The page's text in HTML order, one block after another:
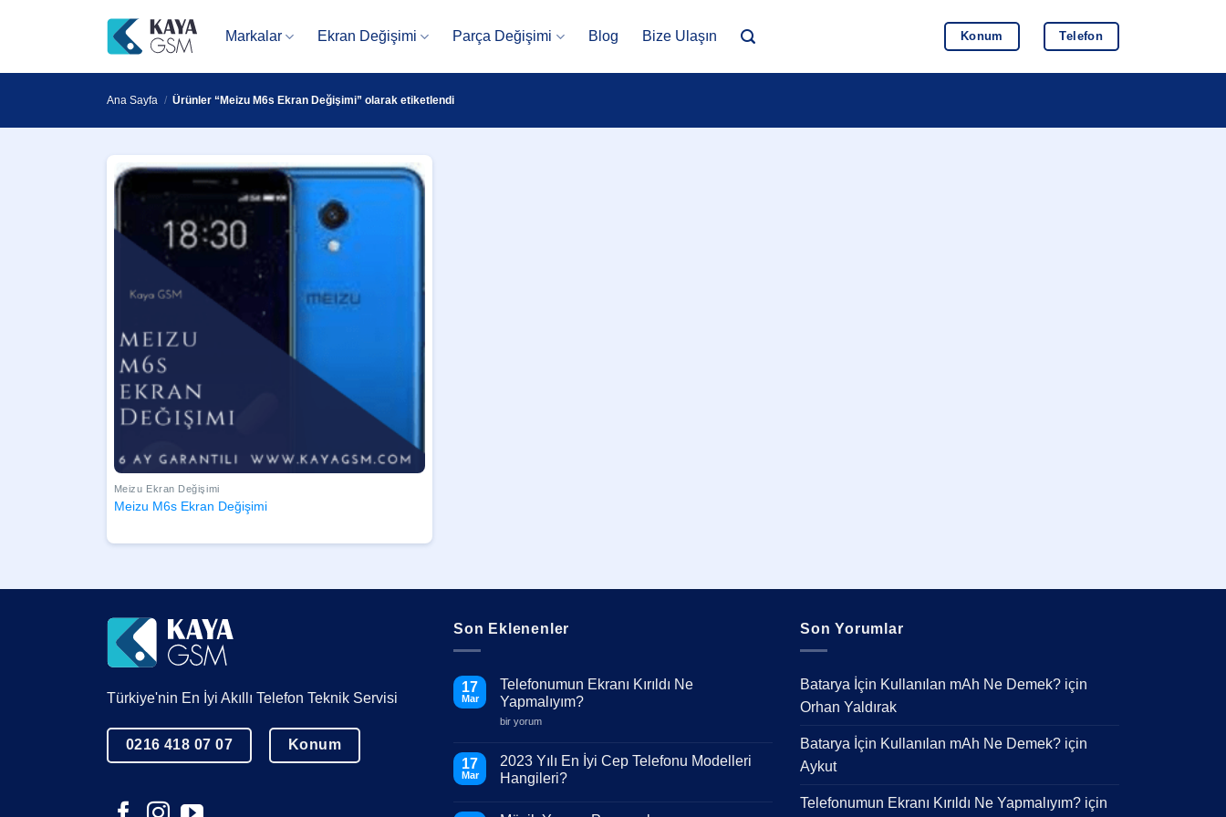
Markalar Ekran Değişimi Parça Değişimi Blog Bize Ulaşın Konum Telefon
Ana Sayfa / Ürünler “Meizu M6s Ekran Değişimi” olarak etiketlendi
Meizu Ekran Değişimi
Meizu M6s Ekran Değişimi
Türkiye'nin En İyi Akıllı Telefon Teknik Servisi
0216 418 07 07 Konum
Son Eklenenler
17
Mar
Telefonumun Ekranı Kırıldı Ne
Yapmalıyım?
Telefonumun
Ne
Yapmalıyım?
için
bir yorum
17
Mar
2023 Yılı En İyi Cep Telefonu Modelleri
Hangileri?
Son Yorumlar
Batarya İçin Kullanılan mAh Ne Demek? için
Orhan Yaldırak
Batarya İçin Kullanılan mAh Ne Demek? için
Aykut
Telefonumun Ekranı Kırıldı Ne Yapmalıyım? için